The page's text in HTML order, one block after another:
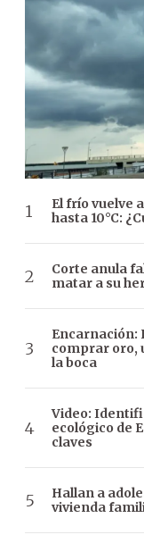
El frío vuelve
hasta 10°C:
Corte anula
matar a su
Encarnación:
comprar oro,
la boca
Video:
ecológico de
claves
Hallan a
vivienda